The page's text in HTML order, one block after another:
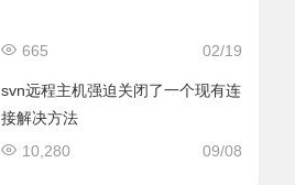
02/19
665
svn远程主机强迫关闭了一个现有连
接解决方法
09/08
10,280